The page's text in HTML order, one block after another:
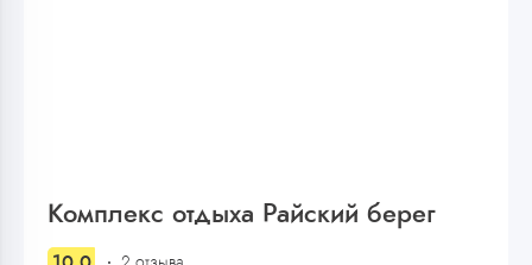
Комплекс отдыха Райский берег